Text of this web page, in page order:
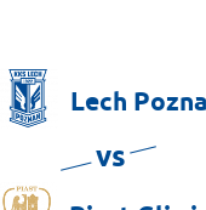
Lech
vs